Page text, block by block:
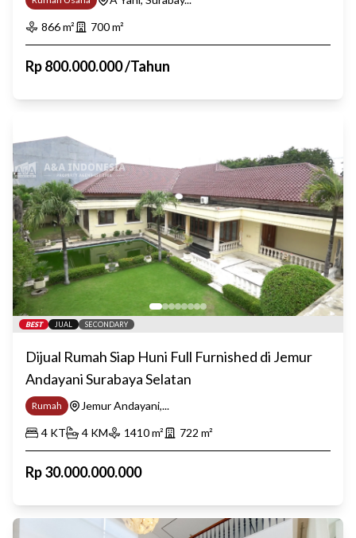
866m² 700m²
Rp800.000.000/Tahun
BEST JUAL SECONDARY
Dijual Rumah Siap Huni Full Furnished di Jemur
Andayani Surabaya Selatan
Rumah
Jemur Andayani,...
4 KT 4 KM 1410m² 722 m²
Rp30.000.000.000